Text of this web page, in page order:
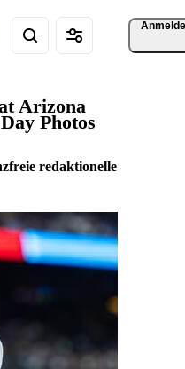
Arizona
Photos
redaktionelle